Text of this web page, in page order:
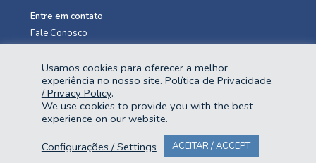
Entre em contato
Fale Conosco
@2023 Domingues e Pinho Contadores. Todos os direitos reservados.
Usamos cookies para oferecer a melhor
experiência no nosso site. Política de Privacidade
/ Privacy Policy.
We use cookies to provide you with the best
experience on our website.
Configurações / Settings
ACEITAR / ACCEPT